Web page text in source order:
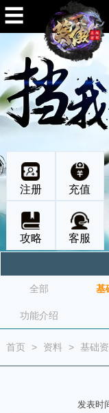
☰
注册 充值
攻略 客服
全部 基
功能介绍
首页 > 资料 > 基础
发表时